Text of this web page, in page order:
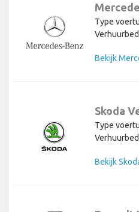
Type
Bekijk
Skoda
Type
Bekijk